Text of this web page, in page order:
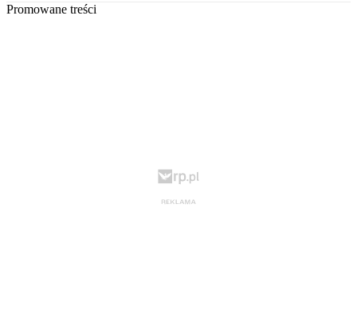
Promowane treści